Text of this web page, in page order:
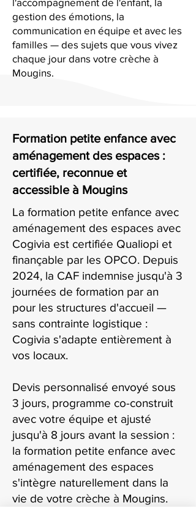
gestion des émotions, la
communication en équipe et avec les
familles — des sujets que vous vivez
chaque jour dans votre crèche à
Mougins.
Formation petite enfance avec
aménagement des espaces :
certifiée, reconnue et
accessible à Mougins
La formation petite enfance avec
aménagement des espaces avec
Cogivia est certifiée Qualiopi et
finançable par les OPCO. Depuis
2024, la CAF indemnise jusqu'à 3
journées de formation par an
pour les structures d'accueil —
sans contrainte logistique :
Cogivia s'adapte entièrement à
vos locaux.
Devis personnalisé envoyé sous
3 jours, programme co-construit
avec votre équipe et ajusté
jusqu'à 8 jours avant la session :
la formation petite enfance avec
aménagement des espaces
s'intègre naturellement dans la
vie de votre crèche à Mougins.